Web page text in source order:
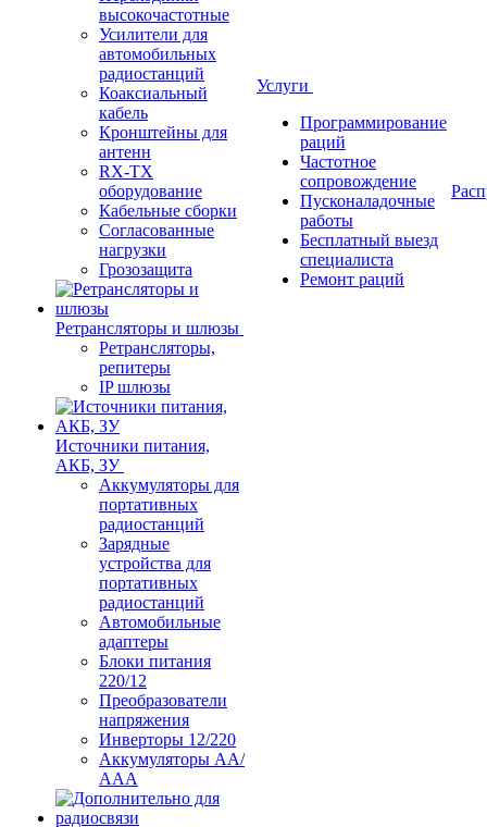
высокочастотные
Усилители для
автомобильных
радиостанций
Коаксиальный
кабель
Кронштейны для
антенн
RX-TX
оборудование
Кабельные сборки
Согласованные
нагрузки
Грозозащита
Ретрансляторы и шлюзы
Ретрансляторы,
репитеры
IP шлюзы
Источники питания,
АКБ, ЗУ
Аккумуляторы для
портативных
радиостанций
Зарядные
устройства для
портативных
радиостанций
Автомобильные
адаптеры
Блоки питания
220/12
Преобразователи
напряжения
Инверторы 12/220
Аккумуляторы АА/
ААА
Услуги
Программирование
раций
Частотное
сопровождение
Пусконаладочные
работы
Бесплатный выезд
специалиста
Ремонт раций